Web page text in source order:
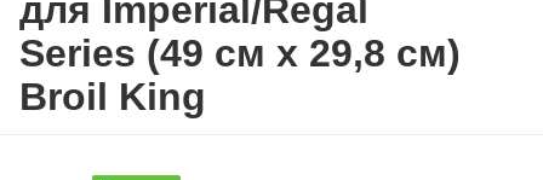
для Imperial/Regal
Series (49 см x 29,8 см)
Broil King